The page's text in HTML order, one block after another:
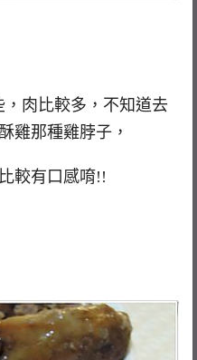
肉比較多，不知道去
雞那種雞脖子，
較有口感唷!!